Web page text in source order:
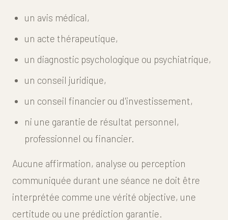
un avis médical,
un acte thérapeutique,
un diagnostic psychologique ou psychiatrique,
un conseil juridique,
un conseil financier ou d'investissement,
ni une garantie de résultat personnel,
professionnel ou financier.
Aucune affirmation, analyse ou perception
communiquée durant une séance ne doit être
interprétée comme une vérité objective, une
certitude ou une prédiction garantie.